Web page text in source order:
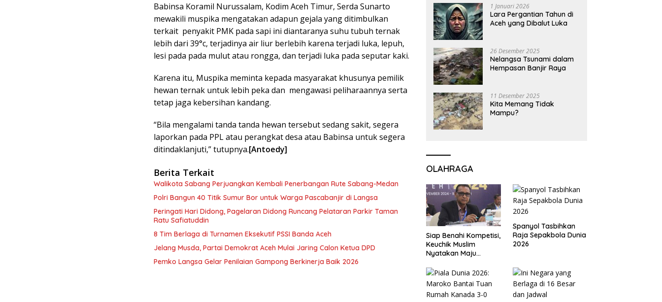
Babinsa Koramil Nurussalam, Kodim Aceh Timur, Serda Sunarto
mewakili muspika mengatakan adapun gejala yang ditimbulkan
terkait penyakit PMK pada sapi ini diantaranya suhu tubuh ternak
lebih dari 39°c, terjadinya air liur berlebih karena terjadi luka, lepuh,
lesi pada pada mulut atau rongga, dan terjadi luka pada seputar kaki.
Karena itu, Muspika meminta kepada masyarakat khusunya pemilik
hewan ternak untuk lebih peka dan mengawasi peliharaannya serta
tetap jaga kebersihan kandang.
“Bila mengalami tanda tanda hewan tersebut sedang sakit, segera
laporkan pada PPL atau perangkat desa atau Babinsa untuk segera
ditindaklanjuti,” tutupnya.[Antoedy]
Berita Terkait
Walikota Sabang Perjuangkan Kembali Penerbangan Rute Sabang-Medan
Polri Bangun 40 Titik Sumur Bor untuk Warga Pascabanjir di Langsa
Peringati Hari Didong, Pagelaran Didong Runcang Pelataran Parkir Taman
Ratu Safiatuddin
8 Tim Berlaga di Turnamen Eksekutif PSSI Banda Aceh
Jelang Musda, Partai Demokrat Aceh Mulai Jaring Calon Ketua DPD
Pemko Langsa Gelar Penilaian Gampong Berkinerja Baik 2026
1 Januari 2026
Lara Pergantian Tahun di
Aceh yang Dibalut Luka
26 Desember 2025
Nelangsa Tsunami dalam
Hempasan Banjir Raya
11 Desember 2025
Kita Memang Tidak
Mampu?
OLAHRAGA
Siap Benahi Kompetisi,
Keuchik Muslim
Nyatakan Maju
Asprov PSSI Aceh
Spanyol Tasbihkan
Raja Sepakbola Dunia
2026